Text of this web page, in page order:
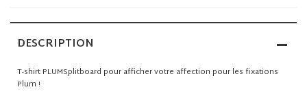
DESCRIPTION
T-shirt PLUMSplitboard pour afficher votre affection pour les fixations
Plum !